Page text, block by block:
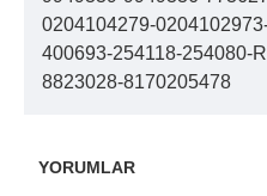
0204104279-
400693-254118-254080-
8823028-8170205478
YORUMLAR